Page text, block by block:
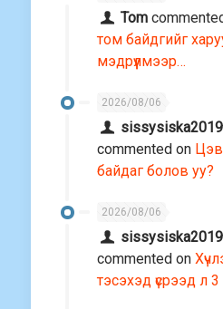
Tom
том байдгийг
мэдрүүлмээр…
2026/08/06
commented on
байдаг болов уу?
2026/08/06
commented on
тэсэхэд үсрээд л